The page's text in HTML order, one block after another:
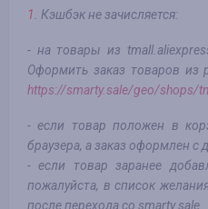
1 . Кэшбэк не зачисляется:
- на товары из
Оформить заказ товаров из
https://smarty.sale/geo/shops/
- если товар положен в
браузера, а заказ оформлен с
- если товар заранее
пожалуйста, в список
после перехода со smarty.sale